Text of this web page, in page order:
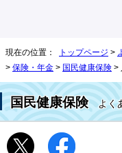
現在の位置： トップページ >
> 保険・年金 > 国民健康保険 >
国民健康保険よく